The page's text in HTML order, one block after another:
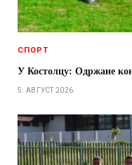
СПОРТ
У Костолцу: Одржане
5. АВГУСТ 2026.